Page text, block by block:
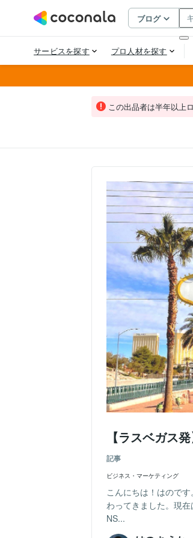
この出品者は半年以上
【ラスベガス
記事
ビジネス・マーケティング
こんにちは！はので
わってきました。現
NS...